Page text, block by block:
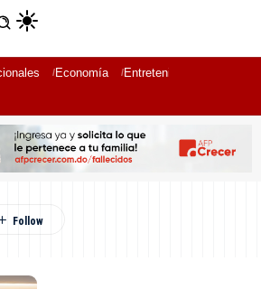
Economía Entretenimiento